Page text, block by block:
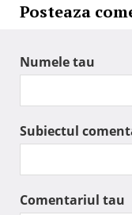
Posteaza
Numele tau
Subiectul
Comentariul tau